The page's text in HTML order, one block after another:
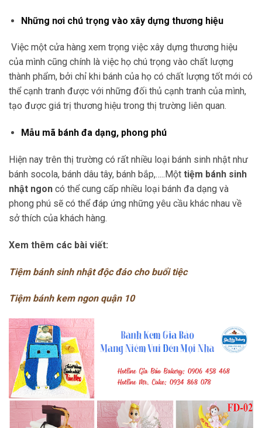
Những nơi chú trọng vào xây dựng thương hiệu
Việc một cửa hàng xem trọng việc xây dựng thương hiệu
của mình cũng chính là việc họ chú trọng vào chất lượng
thành phẩm, bởi chỉ khi bánh của họ có chất lượng tốt mới có
thể cạnh tranh được với những đối thủ cạnh tranh của mình,
tạo được giá trị thương hiệu trong thị trường liên quan.
Mẫu mã bánh đa dạng, phong phú
Hiện nay trên thị trường có rất nhiều loại bánh sinh nhật như
bánh socola, bánh dâu tây, bánh bắp,…..Một tiệm bánh sinh
nhật ngon có thể cung cấp nhiều loại bánh đa dạng và
phong phú sẽ có thể đáp ứng những yêu cầu khác nhau về
sở thích của khách hàng.
Xem thêm các bài viết:
Tiệm bánh sinh nhật độc đáo cho buổi tiệc
Tiệm bánh kem ngon quận 10